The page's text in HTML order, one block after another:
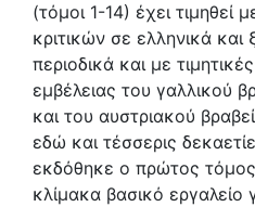
(τόμοι 1-14) έχει τιμηθεί
κριτικών σε ελληνικά και
περιοδικά και με
εμβέλειας του γαλλικού
και του αυστριακού
εδώ και τέσσερις
εκδόθηκε ο πρώτος
κλίμακα βασικό εργαλείο